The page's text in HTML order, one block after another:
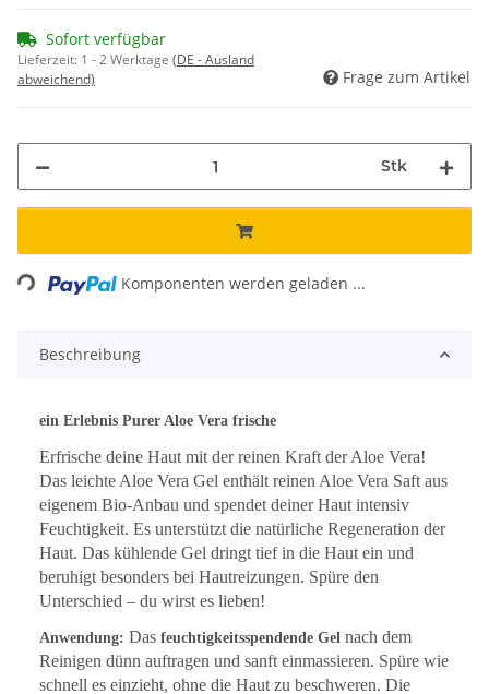
Sofort verfügbar
Lieferzeit: 1 - 2 Werktage (DE - Ausland
abweichend)
Frage zum Artikel
Stk
Komponenten werden geladen ...
Beschreibung
ein Erlebnis Purer Aloe Vera frische
Erfrische deine Haut mit der reinen Kraft der Aloe Vera!
Das leichte Aloe Vera Gel enthält reinen Aloe Vera Saft aus
eigenem Bio-Anbau und spendet deiner Haut intensiv
Feuchtigkeit. Es unterstützt die natürliche Regeneration der
Haut. Das kühlende Gel dringt tief in die Haut ein und
beruhigt besonders bei Hautreizungen. Spüre den
Unterschied – du wirst es lieben!
Anwendung: Das feuchtigkeitsspendende Gel nach dem
Reinigen dünn auftragen und sanft einmassieren. Spüre wie
schnell es einzieht, ohne die Haut zu beschweren. Die